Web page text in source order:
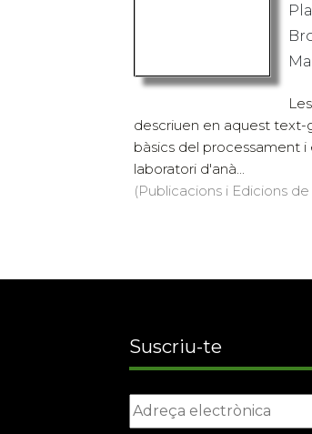
descriuen en aquest
bàsics del processament
laboratori d'anà...
(Publicacions i Edicions
Suscriu-te